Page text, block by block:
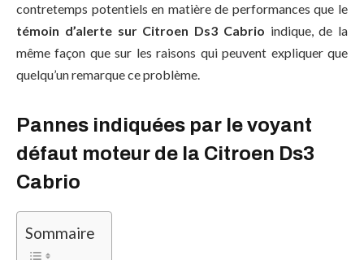
contretemps potentiels en matière de performances que le
témoin d’alerte sur Citroen Ds3 Cabrio indique, de la
même façon que sur les raisons qui peuvent expliquer que
quelqu’un remarque ce problème.
Pannes indiquées par le voyant
défaut moteur de la Citroen Ds3
Cabrio
Sommaire